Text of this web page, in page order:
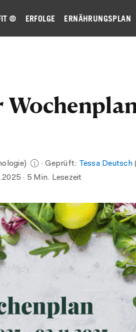
® ERFOLGE ERNÄHRUNGSPLAN
· Geprüft: Tessa Deutsch
· 5 Min. Lesezeit